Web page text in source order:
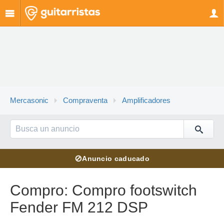
Mercasonic Compraventa Amplificadores
⊘Anuncio caducado
Compro: Compro footswitch
Fender FM 212 DSP